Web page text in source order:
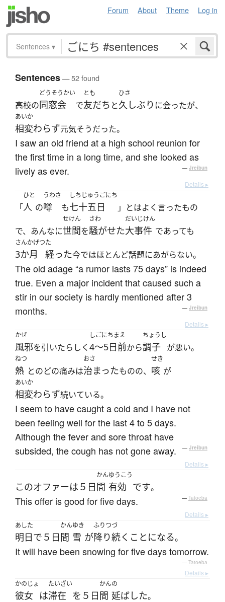
Forum About Theme Log in
Sentences ▾
Sentences— 52 found
高校の
どうそうかい
同窓会 で
とも
友だち と
ひさ
久しぶり に会ったが、
あいか
相変わらず元気そうだった。
I saw an old friend at a high school reunion for
the first time in a long time, and she looked as
lively as ever.
— Jreibun
Details ▸
「
ひと
人 の
うわさ
噂 も
しちじゅうごにち
七十五日 」とはよく言ったもの
で、あんなに
せけん
世間を
さわ
騒がせた
だいじけん
大事件 であっても
さんかげつ
3か月
た
経った今ではほとんど話題にあがらない。
The old adage “a rumor lasts 75 days” is indeed
true. Even a major incident that caused such a
stir in our society is hardly mentioned after 3
months.
— Jreibun
Details ▸
かぜ
風邪を引いたらしく
しごにちまえ
4〜5日前から
ちょうし
調子 が悪い。
ねつ
熱 とのどの痛みは
おさ
治まったものの、
せき
咳 が
あいか
相変わらず続いている。
I seem to have caught a cold and I have not
been feeling well for the last 4 to 5 days.
Although the fever and sore throat have
subsided, the cough has not gone away.
— Jreibun
Details ▸
このオファーは ５日
かん
間
ゆうこう
有効 です。
This offer is good for five days. — Tatoeba
Details ▸
あした
明日で ５日
かん
間
ゆき
雪 が
ふりつづ
降り続く ことになる。
It will have been snowing for five days tomorrow.
— Tatoeba
Details ▸
かのじょ
彼女 は
たいざい
滞在 を ５日
かん
間
の
延ばした。